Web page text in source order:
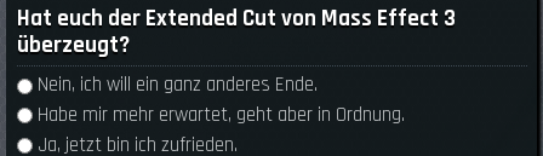
Hat euch der Extended Cut von Mass Effect 3
überzeugt?
Auswahlmöglichkeiten
Nein, ich will ein ganz anderes Ende.
Habe mir mehr erwartet, geht aber in Ordnung.
Ja, jetzt bin ich zufrieden.